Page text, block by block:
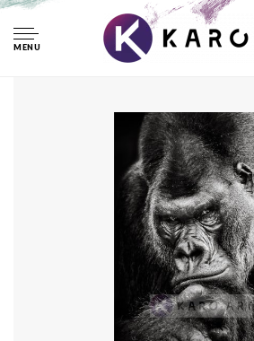
MENU
Afbeelding op acrylglas - Gorilla